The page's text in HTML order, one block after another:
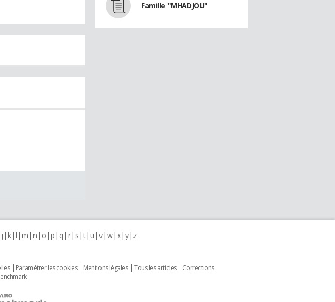
Famille "MHADJOU"
j k l m n o p q r s t u v w x y z
Paramétrer les cookies Mentions légales Tous les articles
Corrections